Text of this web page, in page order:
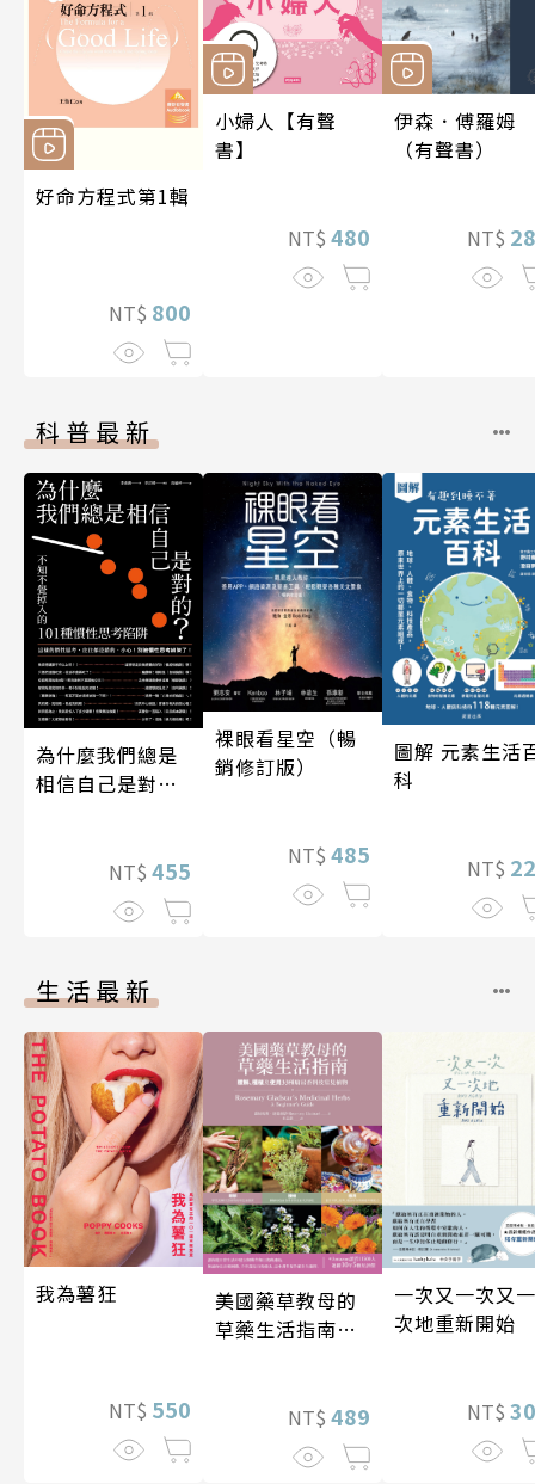
好命方程式第1輯
NT$ 800
小婦人【有聲
書】
NT$ 480
伊森．傅羅姆
（有聲書）
NT$
科普最新
為什麼我們總是
相信自己是對
NT$ 455
裸眼看星空（暢
銷修訂版）
NT$ 485
圖解 元素生活
科
NT$
生活最新
我為薯狂
NT$ 550
美國藥草教母的
草藥生活指南
NT$ 489
一次又一次又一
次地重新開始
NT$